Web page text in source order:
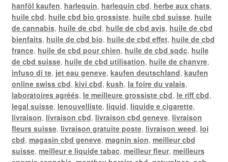
hanföl kaufen, harlequin, harlequin cbd, herbe aux chats,
huile cbd, huile cbd bio grossiste, huile cbd suisse, huile
de cannabis, huile de cbd, huile de cbd avis, huile de cbd
bienfaits, huile de cbd bio, huile de cbd effet, huile de cbd
france, huile de cbd pour chien, huile de cbd sqdc, huile
de cbd suisse, huile de cbd utilisation, huile de chanvre,
infuso di te, jet eau geneve, kaufen deutschland, kaufen
online swiss cbd, kivi cbd, kush, la foire du valais,
laboratoires agréés, le meilleure grossiste cbd, le riff cbd,
legal suisse, lenouvelliste, liquid, liquide e cigarette,
livraison, livraison cbd, livraison cbd geneve, livraison
fleurs suisse, livraison gratuite poste, livraison weed, loi
cbd, magasin cbd geneve, magnin sion, meilleur cbd
suisse, meilleur e liquide tabac, meilleur fleur, meilleurs